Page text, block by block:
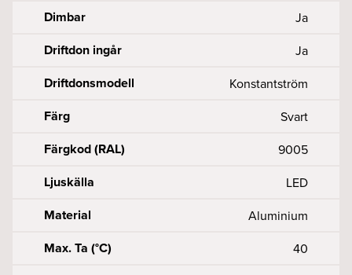
Dimbar Ja
Driftdon ingår Ja
Driftdonsmodell Konstantström
Färg Svart
Färgkod (RAL) 9005
Ljuskälla LED
Material Aluminium
Max. Ta (°C) 40